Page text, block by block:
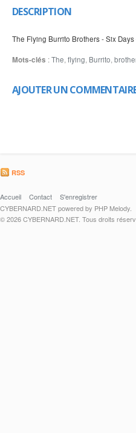
DESCRIPTION
The Flying Burrito Brothers - Six
Mots-clés :The, flying, Burrito,
AJOUTER UN
RSS
Accueil Contact
S'enregistrer
CYBERNARD.NET powered by PHP Melody.
© 2026 CYBERNARD.NET. Tous droits